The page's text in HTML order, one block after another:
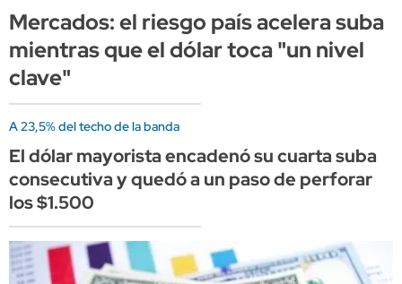
Mercados: el riesgo país acelera suba
mientras que el dólar toca "un nivel
clave"
A 23,5% del techo de la banda
El dólar mayorista encadenó su cuarta suba
consecutiva y quedó a un paso de perforar
los $1.500